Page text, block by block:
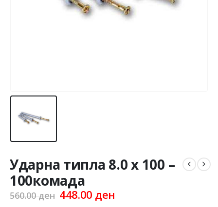
Ударна типла 8.0 x 100 –
100комада
560.00ден Original
448.00 денCurrent